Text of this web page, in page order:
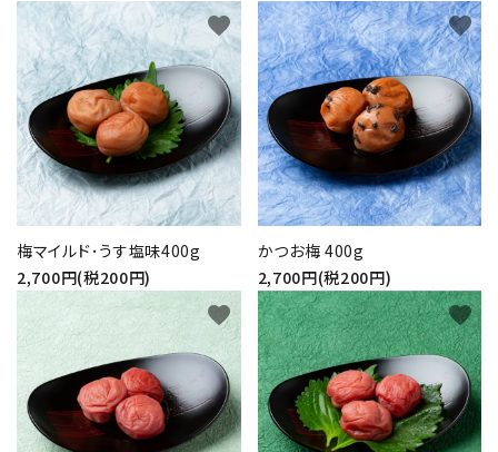
梅マイルド･うす塩味400g
2,700円(税200円)
favorite
かつお梅 400g
2,700円(税200円)
favorite
favorite favorite